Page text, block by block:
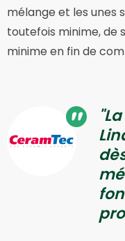
mélange et les unes
toutefois minime, de
minime en fin de